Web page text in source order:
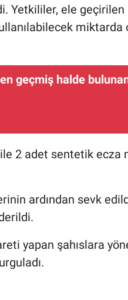
Yetkililer, ele geçirilen
miktarda
geçmiş halde
2 adet sentetik ecza
ardından sevk
yapan şahıslara